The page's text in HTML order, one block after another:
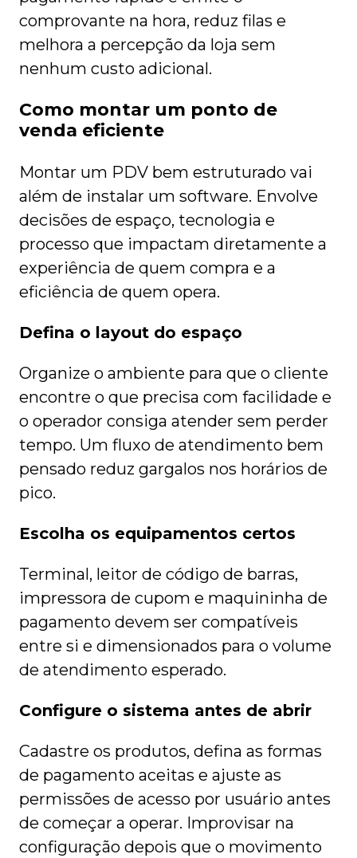
comprovante na hora, reduz filas e
melhora a percepção da loja sem
nenhum custo adicional.
Como montar um ponto de
venda eficiente
Montar um PDV bem estruturado vai
além de instalar um software. Envolve
decisões de espaço, tecnologia e
processo que impactam diretamente a
experiência de quem compra e a
eficiência de quem opera.
Defina o layout do espaço
Organize o ambiente para que o cliente
encontre o que precisa com facilidade e
o operador consiga atender sem perder
tempo. Um fluxo de atendimento bem
pensado reduz gargalos nos horários de
pico.
Escolha os equipamentos certos
Terminal, leitor de código de barras,
impressora de cupom e maquininha de
pagamento devem ser compatíveis
entre si e dimensionados para o volume
de atendimento esperado.
Configure o sistema antes de abrir
Cadastre os produtos, defina as formas
de pagamento aceitas e ajuste as
permissões de acesso por usuário antes
de começar a operar. Improvisar na
configuração depois que o movimento